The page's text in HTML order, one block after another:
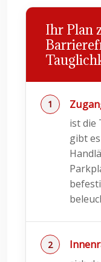
Ihr Plan
ist die
gibt